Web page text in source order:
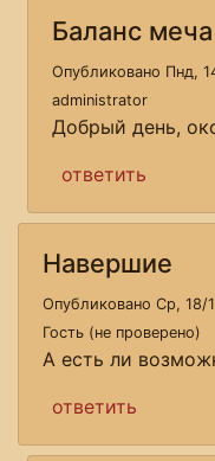
Баланс меча
Опубликовано Пнд,
administrator
Добрый день,
ответить
Навершие
Опубликовано Ср, 18/
Гость (не проверено)
А есть ли
ответить